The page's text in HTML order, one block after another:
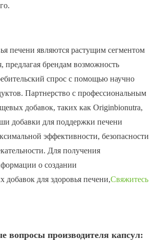
печени являются растущим сегментом
предлагая брендам возможность
спрос с помощью научно
Партнерство с профессиональным
добавок, таких как Originbionutra,
добавки для поддержки печени
эффективности, безопасности
Для получения
о создании
добавок для здоровья печени,Свяжитесь
вопросы производителя капсул: